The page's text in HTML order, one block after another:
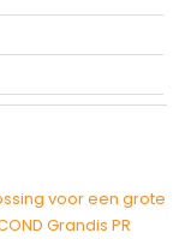
voor een grote
Grandis PR